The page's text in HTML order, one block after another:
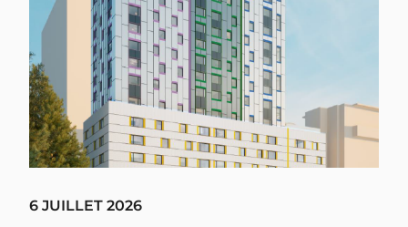
6 JUILLET 2026